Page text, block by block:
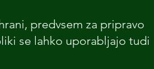
predvsem za pripravo
se lahko uporabljajo tudi